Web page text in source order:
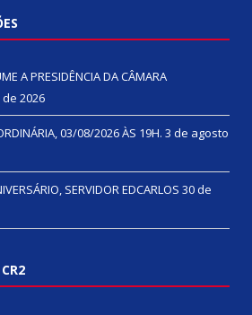
A PRESIDÊNCIA DA CÂMARA
2026
03/08/2026 ÀS 19H. 3 de agosto
SERVIDOR EDCARLOS 30 de